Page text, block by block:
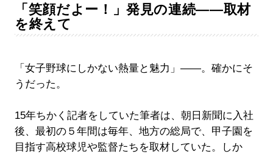
「笑顔だよー！」発見の連続――取材
を終えて
「女子野球にしかない熱量と魅力」――。確かにそ
うだった。
15年ちかく記者をしていた筆者は、朝日新聞に入社
後、最初の５年間は毎年、地方の総局で、甲子園を
目指す高校球児や監督たちを取材していた。しか